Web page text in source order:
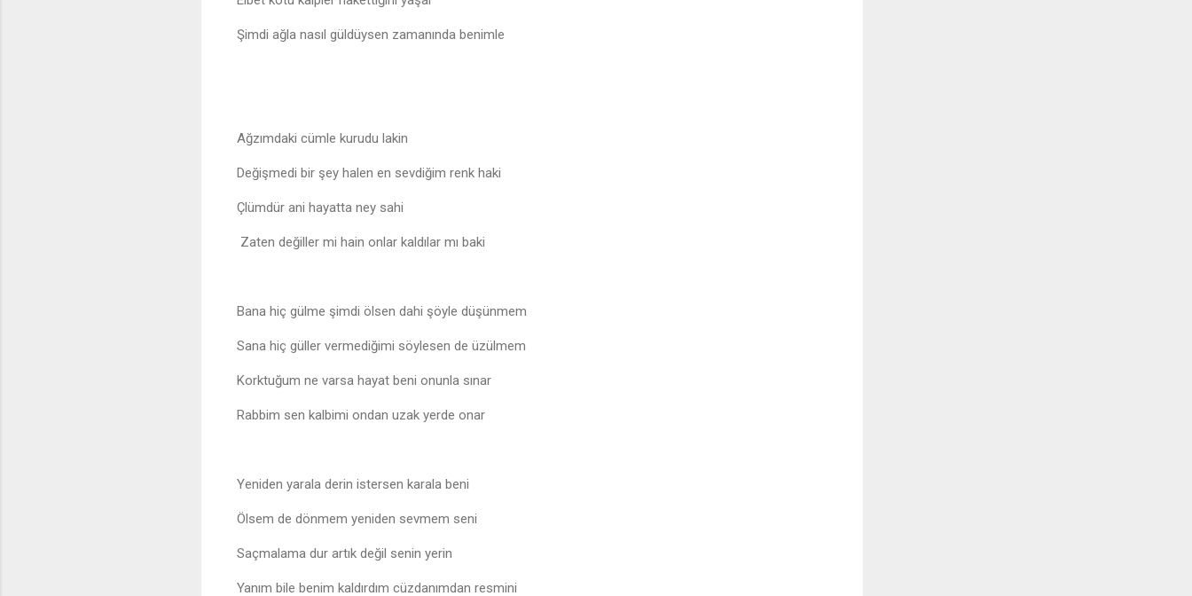
Şimdi ağla nasıl güldüysen zamanında benimle
Ağzımdaki cümle kurudu lakin
Değişmedi bir şey halen en sevdiğim renk haki
Çlümdür ani hayatta ney sahi
Zaten değiller mi hain onlar kaldılar mı baki
Bana hiç gülme şimdi ölsen dahi şöyle düşünmem
Sana hiç güller vermediğimi söylesen de üzülmem
Korktuğum ne varsa hayat beni onunla sınar
Rabbim sen kalbimi ondan uzak yerde onar
Yeniden yarala derin istersen karala beni
Ölsem de dönmem yeniden sevmem seni
Saçmalama dur artık değil senin yerin
Yanım bile benim kaldırdım cüzdanımdan resmini